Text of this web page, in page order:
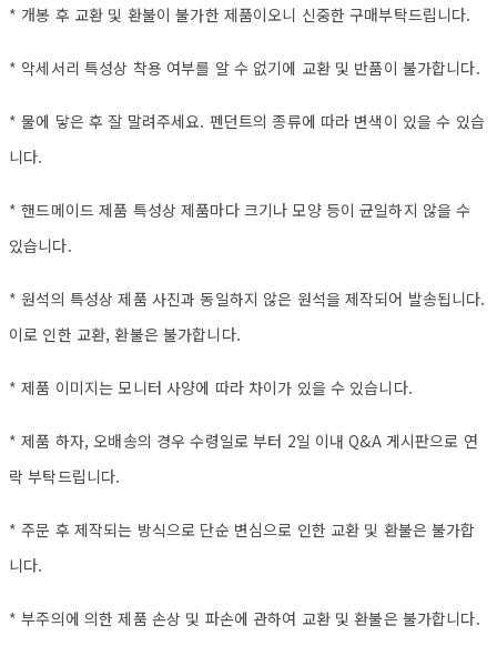
* 개봉 후 교환 및 환불이 불가한 제품이오니 신중한 구매부탁드립니다.
* 악세서리 특성상 착용 여부를 알 수 없기에 교환 및 반품이 불가합니다.
* 물에 닿은 후 잘 말려주세요. 펜던트의 종류에 따라 변색이 있을 수 있습
니다.
* 핸드메이드 제품 특성상 제품마다 크기나 모양 등이 균일하지 않을 수
있습니다.
* 원석의 특성상 제품 사진과 동일하지 않은 원석을 제작되어 발송됩니다.
이로 인한 교환, 환불은 불가합니다.
* 제품 이미지는 모니터 사양에 따라 차이가 있을 수 있습니다.
* 제품 하자, 오배송의 경우 수령일로 부터 2일 이내 Q&A 게시판으로 연
락 부탁드립니다.
* 주문 후 제작되는 방식으로 단순 변심으로 인한 교환 및 환불은 불가합
니다.
* 부주의에 의한 제품 손상 및 파손에 관하여 교환 및 환불은 불가합니다.